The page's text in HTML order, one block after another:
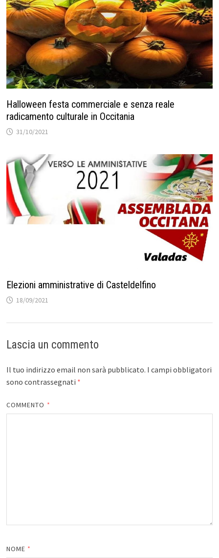
Halloween festa commerciale e senza reale
radicamento culturale in Occitania
31/10/2021
Elezioni amministrative di Casteldelfino
18/09/2021
Lascia un commento
Il tuo indirizzo email non sarà pubblicato. I campi obbligatori
sono contrassegnati *
COMMENTO *
NOME *